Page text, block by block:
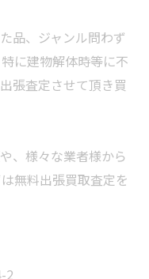
品、ジャンル問わず
に建物解体時等に不
張査定させて頂き買
、様々な業者様から
無料出張買取査定を
2